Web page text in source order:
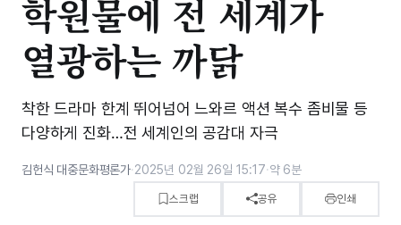
학원물에 전 세계가
열광하는 까닭
착한 드라마 한계 뛰어넘어 느와르 액션 복수 좀비물 등
다양하게 진화…전 세계인의 공감대 자극
김헌식 대중문화평론가·2025년 02월 26일 15:17·약 6분
스크랩 공유 인쇄